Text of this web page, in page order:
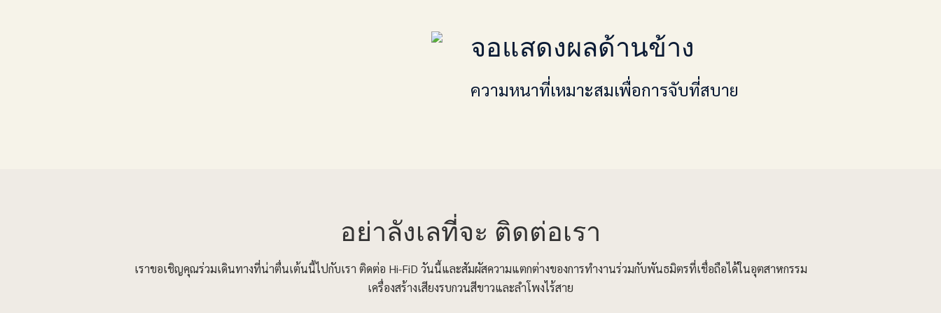
จอแสดงผลด้านข้าง
ความหนาที่เหมาะสมเพื่อการจับที่สบาย
อย่าลังเลที่จะ ติดต่อเรา
เราขอเชิญคุณร่วมเดินทางที่น่าตื่นเต้นนี้ไปกับเรา ติดต่อ Hi-FiD วันนี้และสัมผัสความแตกต่างของการทำงานร่วมกับพันธมิตรที่เชื่อถือได้ในอุตสาหกรรม
เครื่องสร้างเสียงรบกวนสีขาวและลำโพงไร้สาย